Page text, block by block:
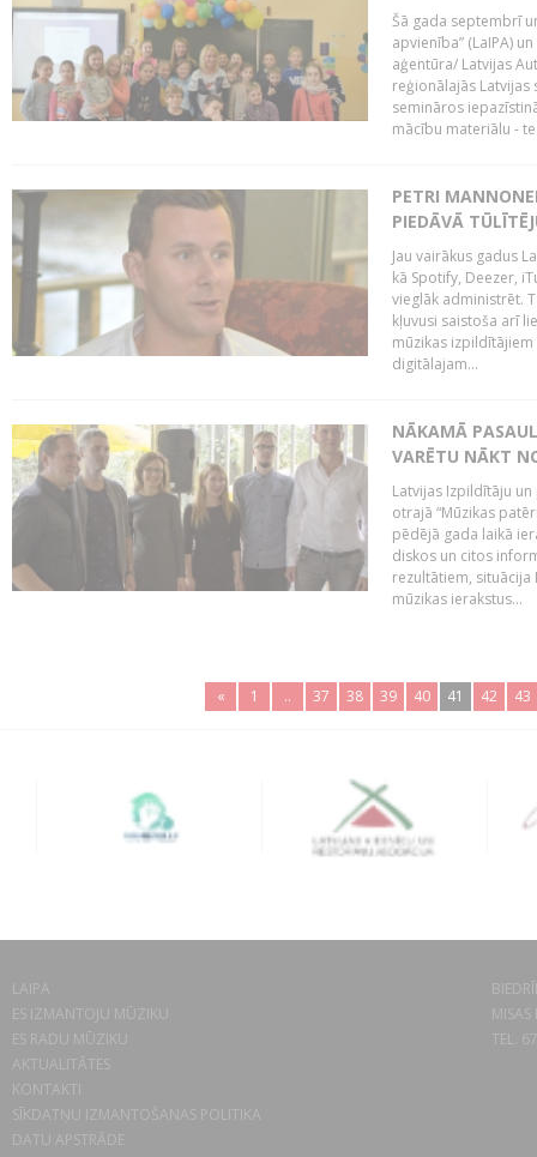
Šā gada septembrī
apvienība” (LaIPA)
aģentūra/ Latvijas
reģionālajās
semināros
mācību materiālu -
PETRI
PIEDĀVĀ
Jau vairākus gadus
kā Spotify, Deezer,
vieglāk administrēt.
kļuvusi saistoša arī
mūzikas
digitālajam...
NĀKAMĀ
VARĒTU NĀKT
Latvijas Izpildītāju
otrajā “Mūzikas
pēdējā gada laikā
diskos un citos
rezultātiem, situācija
mūzikas ierakstus...
« 1 .. 37 38 39 40 41 42 43
LAIPA
ES IZMANTOJU MŪZIKU
ES RADU MŪZIKU
AKTUALITĀTES
KONTAKTI
SĪKDATŅU IZMANTOŠANAS POLITIKA
DATU APSTRĀDE
TEL.